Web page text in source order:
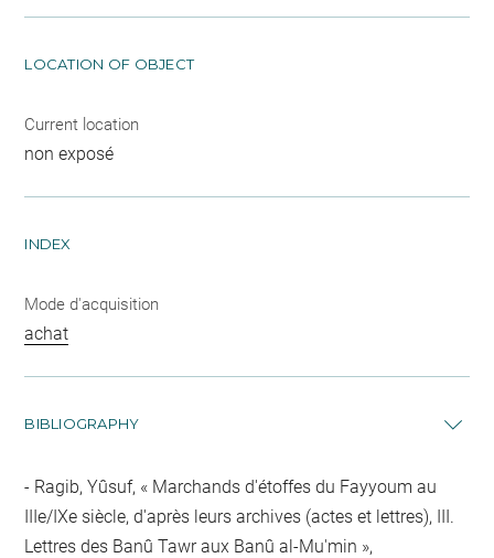
LOCATION OF OBJECT
Current location
non exposé
INDEX
Mode d'acquisition
achat
BIBLIOGRAPHY
Ragib, Yûsuf, « Marchands d'étoffes du Fayyoum au
IIIe/IXe siècle, d'après leurs archives (actes et lettres), III.
Lettres des Banû Tawr aux Banû al-Mu'min »,